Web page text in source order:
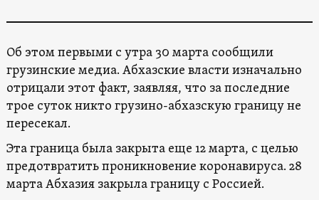
Об этом первыми с утра 30 марта сообщили
грузинские медиа. Абхазские власти изначально
отрицали этот факт, заявляя, что за последние
трое суток никто грузино-абхазскую границу не
пересекал.
Эта граница была закрыта еще 12 марта, с целью
предотвратить проникновение коронавируса. 28
марта Абхазия закрыла границу с Россией.